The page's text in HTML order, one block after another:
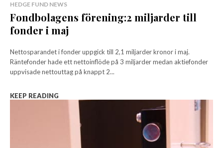
HEDGE FUND NEWS
Fondbolagens förening:2 miljarder till
fonder i maj
Nettosparandet i fonder uppgick till 2,1 miljarder kronor i maj.
Räntefonder hade ett nettoinflöde på 3 miljarder medan aktiefonder
uppvisade nettouttag på knappt 2...
KEEP READING